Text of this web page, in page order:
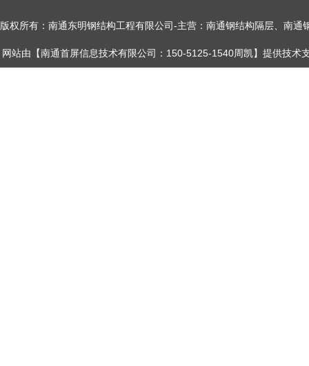
版权所有：南通东明钢结构工程有限公司-主营：南通钢结构隔层、南
网站由【南通首屏信息技术有限公司：150-5125-1540周凯】提供技术